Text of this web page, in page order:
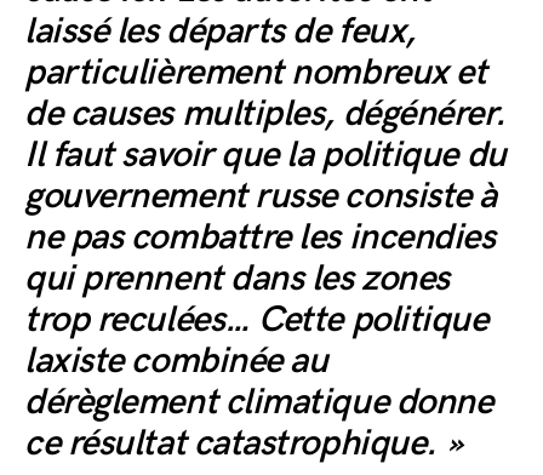
laissé les départs de feux,
particulièrement nombreux et
de causes multiples, dégénérer.
Il faut savoir que la politique du
gouvernement russe consiste à
ne pas combattre les incendies
qui prennent dans les zones
trop reculées… Cette politique
laxiste combinée au
dérèglement climatique donne
ce résultat catastrophique. »